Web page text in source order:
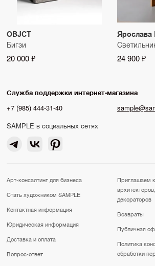
OBJCT
Бигзи
20 000 ₽
Ярослава
24 900 ₽
Служба поддержки интернет-магазина
+7 (985) 444-31-40
SAMPLE в социальных сетях
Арт-консалтинг для бизнеса
Стать художником SAMPLE
Контактная информация
Юридическая информация
Доставка и оплата
Вопрос-ответ
Приглашаем
декораторов
Возвраты
Публичная
Политика
обработки